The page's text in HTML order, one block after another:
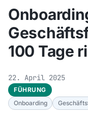
100 Tage
22. April 2025
FÜHRUNG
Onboarding